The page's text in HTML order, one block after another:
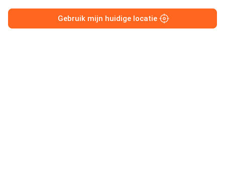
Gebruik mijn huidige locatie